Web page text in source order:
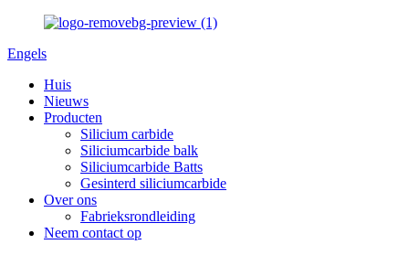
Engels
Huis
Nieuws
Producten
Silicium carbide
Siliciumcarbide balk
Siliciumcarbide Batts
Gesinterd siliciumcarbide
Over ons
Fabrieksrondleiding
Neem contact op